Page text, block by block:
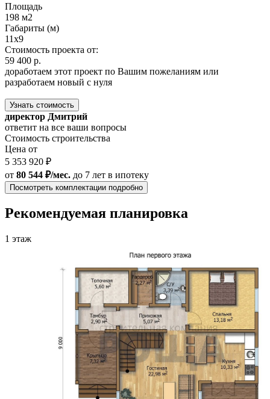
Площадь
198 м2
Габариты (м)
11x9
Стоимость проекта от:
59 400 р.
доработаем этот проект по Вашим пожеланиям или
разработаем новый с нуля
Узнать стоимость
директор Дмитрий
ответит на все ваши вопросы
Стоимость строительства
Цена от
5 353 920 ₽
от 80 544 ₽/мес. до 7 лет в ипотеку
Посмотреть комплектации подробно
Рекомендуемая планировка
1 этаж